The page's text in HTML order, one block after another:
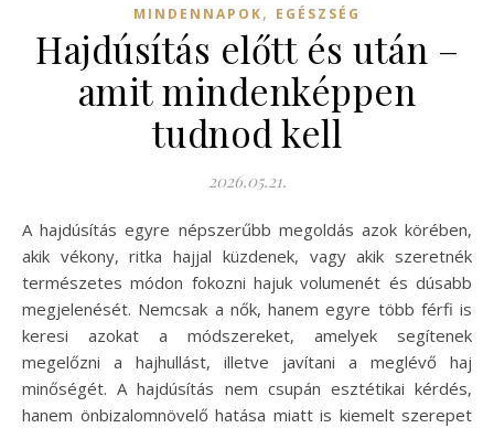
MINDENNAPOK, EGÉSZSÉG
Hajdúsítás előtt és után –
amit mindenképpen
tudnod kell
2026.05.21.
A hajdúsítás egyre népszerűbb megoldás azok körében,
akik vékony, ritka hajjal küzdenek, vagy akik szeretnék
természetes módon fokozni hajuk volumenét és dúsabb
megjelenését. Nemcsak a nők, hanem egyre több férfi is
keresi azokat a módszereket, amelyek segítenek
megelőzni a hajhullást, illetve javítani a meglévő haj
minőségét. A hajdúsítás nem csupán esztétikai kérdés,
hanem önbizalomnövelő hatása miatt is kiemelt szerepet